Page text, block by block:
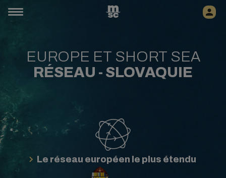
EUROPE ET SHORT SEA
RÉSEAU - SLOVAQUIE
Le réseau européen le plus étendu